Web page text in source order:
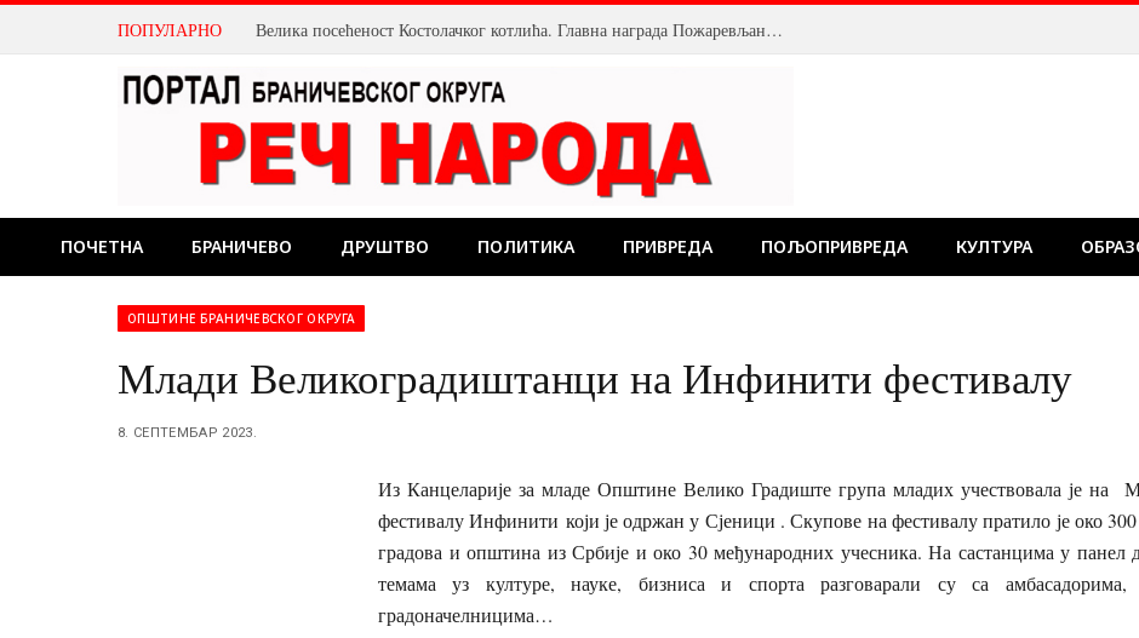
ПОПУЛАРНО Велика посећеност Костолачког котлића. Главна награда Пожаревљанину
ПОЧЕТНА БРАНИЧЕВО ДРУШТВО ПОЛИТИКА ПРИВРЕДА ПОЉОПРИВРЕДА КУЛТУРА
ОПШТИНЕ БРАНИЧЕВСКОГ ОКРУГА
Млади Великоградиштанци на Инфинити фестивалу
8. СЕПТЕМБАР 2023.
Из Канцеларије за младе Општине Велико Градиште група младих учествовала је на
фестивалу Инфинити који је одржан у Сјеници . Скупове на фестивалу пратило је око
градова и општина из Србије и око 30 међународних учесника. На састанцима у панел
темама уз културе, науке, бизниса и спорта разговарали су са амбасадорима,
градоначелницима…